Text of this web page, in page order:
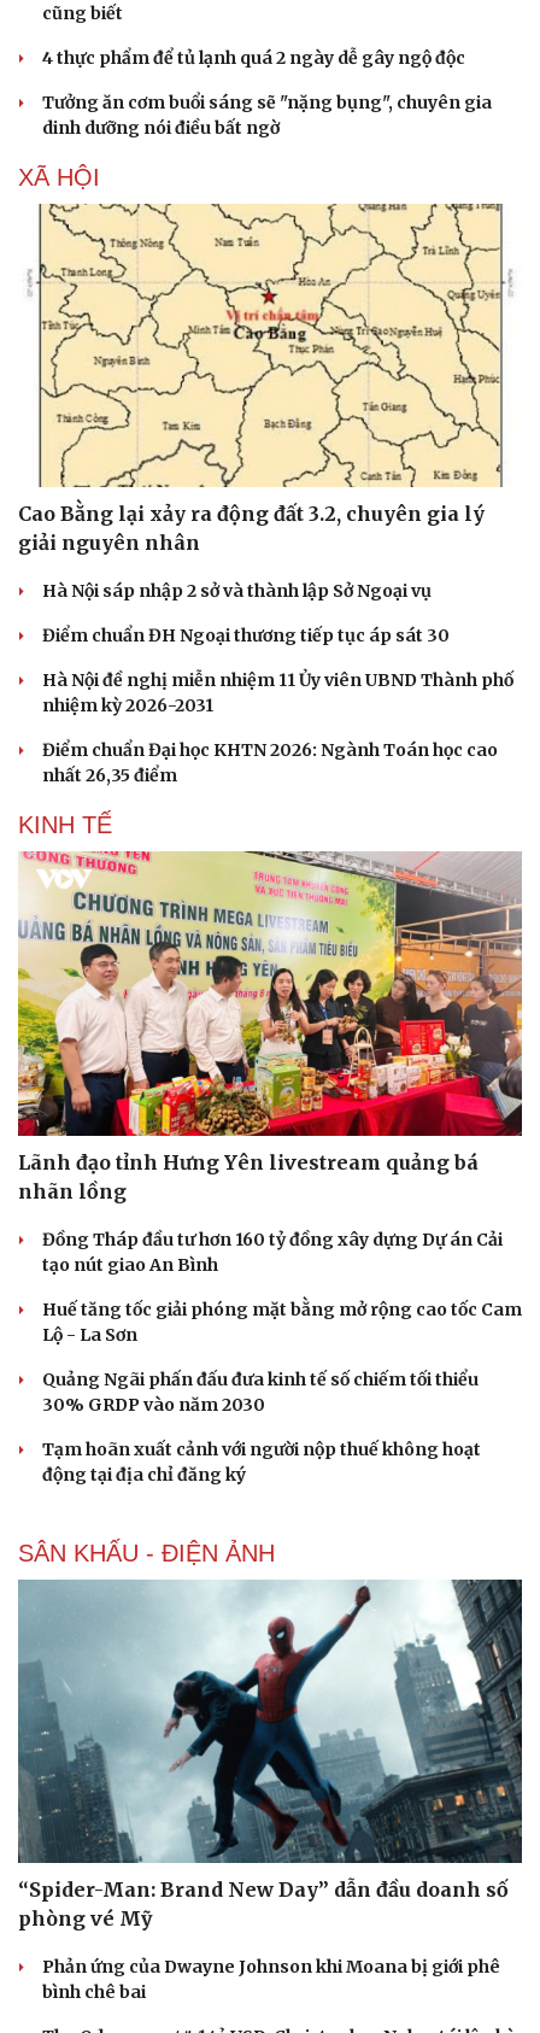
Cải chính
cũng biết
4 thực phẩm để tủ lạnh quá 2 ngày dễ gây ngộ độc
Tưởng ăn cơm buổi sáng sẽ "nặng bụng", chuyên gia
dinh dưỡng nói điều bất ngờ
XÃ HỘI
Cao Bằng lại xảy ra động đất 3.2, chuyên gia lý
giải nguyên nhân
Hà Nội sáp nhập 2 sở và thành lập Sở Ngoại vụ
Điểm chuẩn ĐH Ngoại thương tiếp tục áp sát 30
Hà Nội đề nghị miễn nhiệm 11 Ủy viên UBND Thành phố
nhiệm kỳ 2026-2031
Điểm chuẩn Đại học KHTN 2026: Ngành Toán học cao
nhất 26,35 điểm
KINH TẾ
Lãnh đạo tỉnh Hưng Yên livestream quảng bá
nhãn lồng
Đồng Tháp đầu tư hơn 160 tỷ đồng xây dựng Dự án Cải
tạo nút giao An Bình
Huế tăng tốc giải phóng mặt bằng mở rộng cao tốc Cam
Lộ - La Sơn
Quảng Ngãi phấn đấu đưa kinh tế số chiếm tối thiểu
30% GRDP vào năm 2030
Tạm hoãn xuất cảnh với người nộp thuế không hoạt
động tại địa chỉ đăng ký
SÂN KHẤU - ĐIỆN ẢNH
“Spider-Man: Brand New Day” dẫn đầu doanh số
phòng vé Mỹ
Phản ứng của Dwayne Johnson khi Moana bị giới phê
bình chê bai